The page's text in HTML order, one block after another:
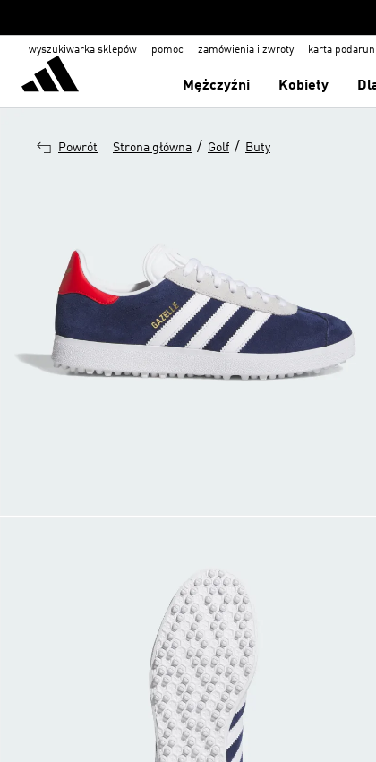
wyszukiwarka sklepów pomoc zamówienia i zwroty karta
Mężczyźni Kobiety
Powrót Strona główna / Golf / Buty